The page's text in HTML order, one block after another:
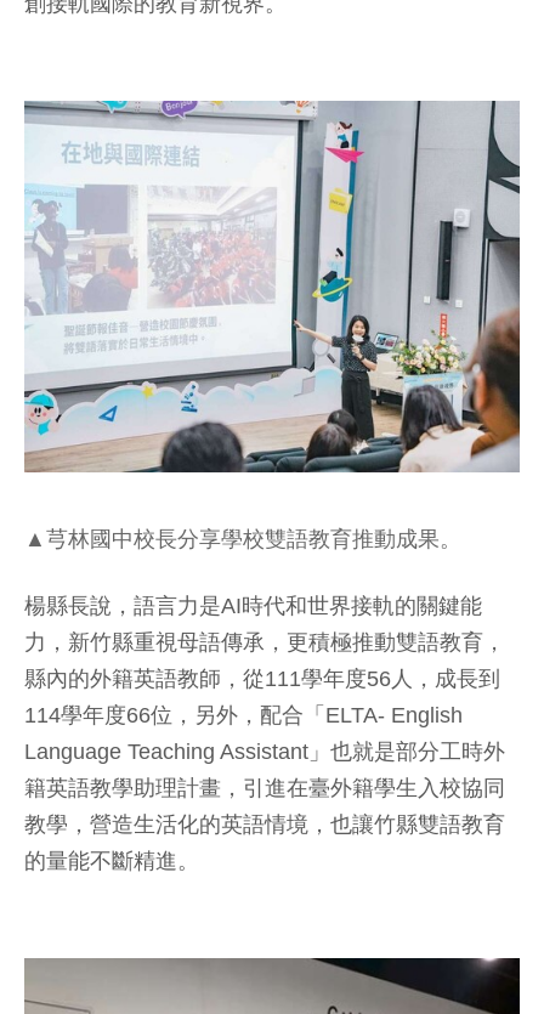
▲芎林國中校長分享學校雙語教育推動成果。
楊縣長說，語言力是AI時代和世界接軌的關鍵能
力，新竹縣重視母語傳承，更積極推動雙語教育，
縣內的外籍英語教師，從111學年度56人，成長到
114學年度66位，另外，配合「ELTA- English
Language Teaching Assistant」也就是部分工時外
籍英語教學助理計畫，引進在臺外籍學生入校協同
教學，營造生活化的英語情境，也讓竹縣雙語教育
的量能不斷精進。